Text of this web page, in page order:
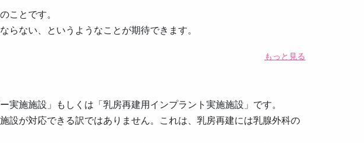
ことです。
ない、というようなことが期待できます。
もっと見る
施施設」もしくは「乳房再建用インプラント実施施設」です。
設が対応できる訳ではありません。これは、乳房再建には乳腺外科の